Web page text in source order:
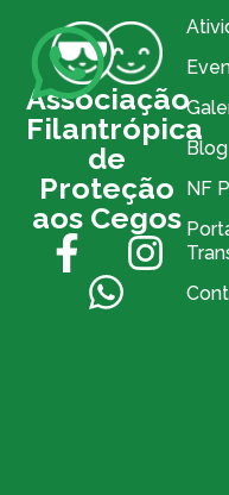
Associação
Filantrópica
de
Proteção
aos Cegos
Blog
NF